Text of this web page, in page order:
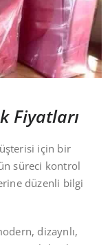
Fiyatları
için bir
süreci kontrol
düzenli bilgi
dizaynlı,